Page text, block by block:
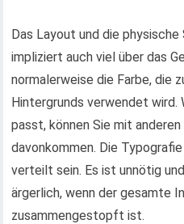
Das Layout und die
impliziert auch viel über das
normalerweise die Farbe, die
Hintergrunds verwendet wird.
passt, können Sie mit
davonkommen. Die
verteilt sein. Es ist unnötig
ärgerlich, wenn der gesamte
zusammengestopft ist.